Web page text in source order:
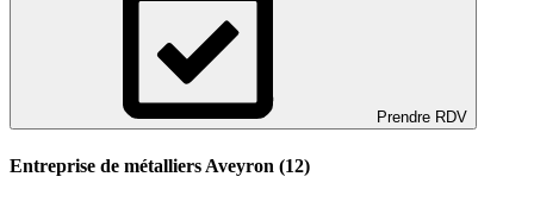
Prendre RDV
Entreprise de métalliers Aveyron (12)